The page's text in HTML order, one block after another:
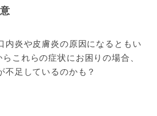
内炎や皮膚炎の原因になるともい
これらの症状にお困りの場合、
不足しているのかも？